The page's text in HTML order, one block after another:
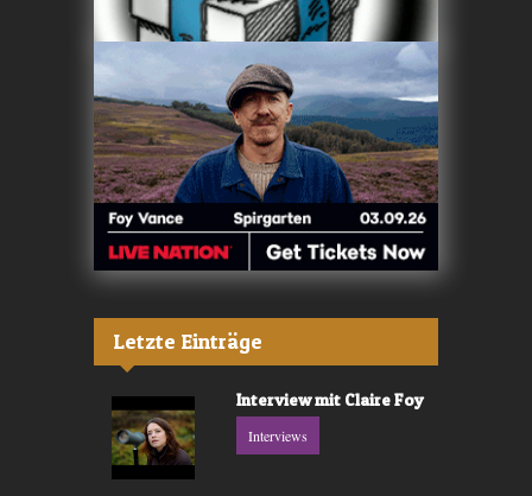
Letzte Einträge
Interview mit Claire Foy
Interviews